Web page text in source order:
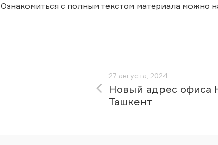
Ознакомиться с полным текстом материала можно
27 августа, 2024
Новый адрес офиса
Ташкент